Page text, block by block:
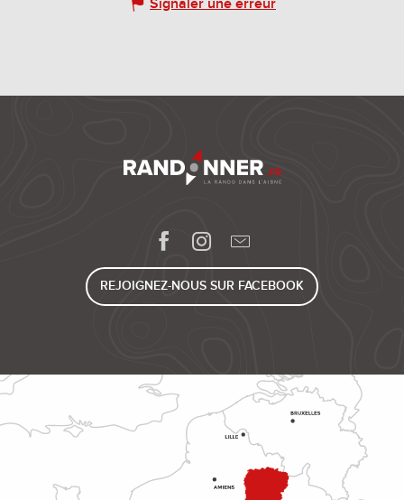
Signaler une erreur
REJOIGNEZ-NOUS SUR FACEBOOK